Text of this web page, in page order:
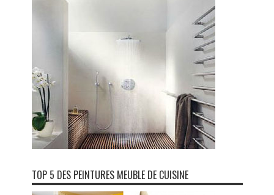
TOP 5 DES PEINTURES MEUBLE DE CUISINE